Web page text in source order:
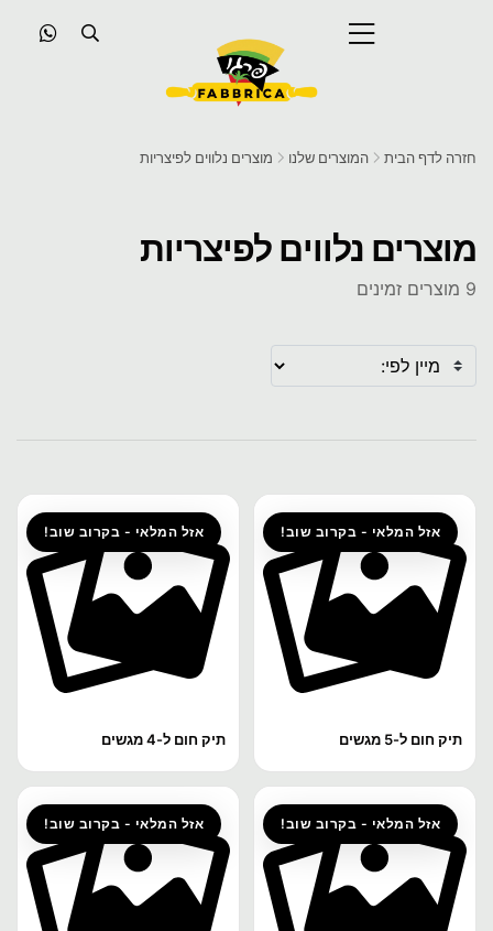
חזרה לדף הבית המוצרים שלנו מוצרים נלווים לפיצריות
מוצרים נלווים לפיצריות
9 מוצרים זמינים
אזל המלאי - בקרוב שוב!
תיק חום ל-5 מגשים
אזל המלאי - בקרוב שוב!
תיק חום ל-4 מגשים
אזל המלאי - בקרוב שוב! אזל המלאי - בקרוב שוב!